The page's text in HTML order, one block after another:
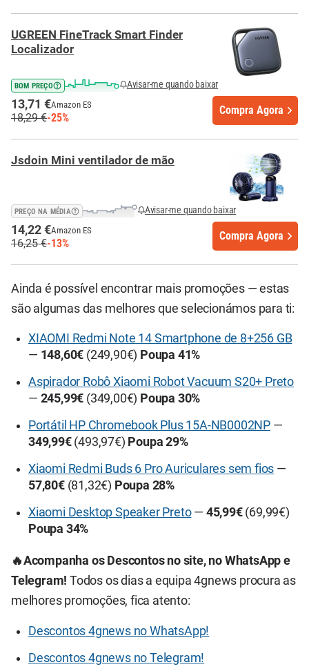
UGREEN FineTrack Smart Finder
Localizador
BOM PREÇO Avisar-me quando baixar
13,71 €Amazon ES
18,29 €-25%
Compra Agora
Jsdoin Mini ventilador de mão
PREÇO NA MÉDIA Avisar-me quando baixar
14,22 €Amazon ES
16,25 €-13%
Compra Agora
Ainda é possível encontrar mais promoções — estas
são algumas das melhores que selecionámos para ti:
XIAOMI Redmi Note 14 Smartphone de 8+256 GB
— 148,60€ (249,90€) Poupa 41%
Aspirador Robô Xiaomi Robot Vacuum S20+ Preto
— 245,99€ (349,00€) Poupa 30%
Portátil HP Chromebook Plus 15A-NB0002NP —
349,99€(493,97€) Poupa 29%
Xiaomi Redmi Buds 6 Pro Auriculares sem fios —
57,80€(81,32€) Poupa 28%
Xiaomi Desktop Speaker Preto— 45,99€(69,99€)
Poupa 34%
🔥Acompanha os Descontos no site, no WhatsApp e
Telegram! Todos os dias a equipa 4gnews procura as
melhores promoções, fica atento:
Descontos 4gnews no WhatsApp!
Descontos 4gnews no Telegram!